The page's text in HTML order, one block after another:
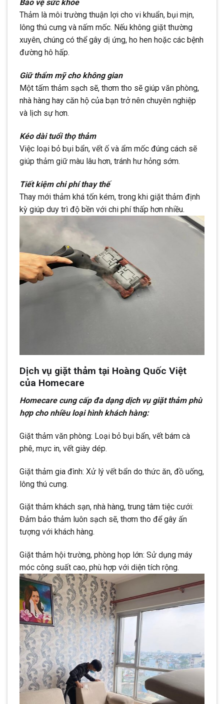
Bảo vệ sức khỏe
Thảm là môi trường thuận lợi cho vi khuẩn, bụi mịn,
lông thú cưng và nấm mốc. Nếu không giặt thường
xuyên, chúng có thể gây dị ứng, ho hen hoặc các bệnh
đường hô hấp.
Giữ thẩm mỹ cho không gian
Một tấm thảm sạch sẽ, thơm tho sẽ giúp văn phòng,
nhà hàng hay căn hộ của bạn trở nên chuyên nghiệp
và lịch sự hơn.
Kéo dài tuổi thọ thảm
Việc loại bỏ bụi bẩn, vết ố và ẩm mốc đúng cách sẽ
giúp thảm giữ màu lâu hơn, tránh hư hỏng sớm.
Tiết kiệm chi phí thay thế
Thay mới thảm khá tốn kém, trong khi giặt thảm định
kỳ giúp duy trì độ bền với chi phí thấp hơn nhiều.
Dịch vụ giặt thảm tại Hoàng Quốc Việt
của Homecare
Homecare cung cấp đa dạng dịch vụ giặt thảm phù
hợp cho nhiều loại hình khách hàng:
Giặt thảm văn phòng: Loại bỏ bụi bẩn, vết bám cà
phê, mực in, vết giày dép.
Giặt thảm gia đình: Xử lý vết bẩn do thức ăn, đồ uống,
lông thú cưng.
Giặt thảm khách sạn, nhà hàng, trung tâm tiệc cưới:
Đảm bảo thảm luôn sạch sẽ, thơm tho để gây ấn
tượng với khách hàng.
Giặt thảm hội trường, phòng họp lớn: Sử dụng máy
móc công suất cao, phù hợp với diện tích rộng.